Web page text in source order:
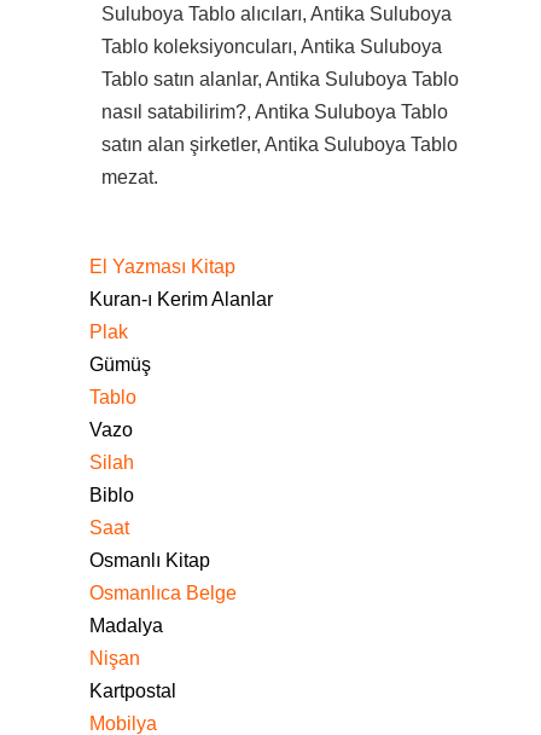
Suluboya Tablo alıcıları, Antika Suluboya
Tablo koleksiyoncuları, Antika Suluboya
Tablo satın alanlar, Antika Suluboya Tablo
nasıl satabilirim?, Antika Suluboya Tablo
satın alan şirketler, Antika Suluboya Tablo
mezat.
El Yazması Kitap
Kuran-ı Kerim Alanlar
Plak
Gümüş
Tablo
Vazo
Silah
Biblo
Saat
Osmanlı Kitap
Osmanlıca Belge
Madalya
Nişan
Kartpostal
Mobilya